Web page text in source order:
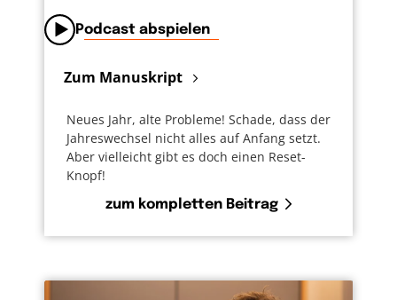
Podcast abspielen
Zum Manuskript
Neues Jahr, alte Probleme! Schade, dass der
Jahreswechsel nicht alles auf Anfang setzt.
Aber vielleicht gibt es doch einen Reset-
Knopf!
zum kompletten Beitrag